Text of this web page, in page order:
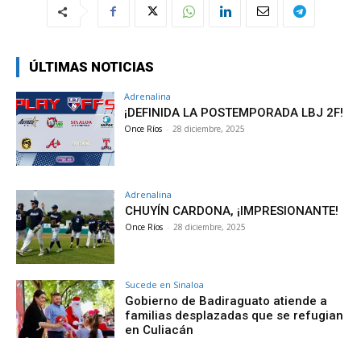
ÚLTIMAS NOTICIAS
Adrenalina
¡DEFINIDA LA POSTEMPORADA LBJ 2F!
Once Ríos - 28 diciembre, 2025
Adrenalina
CHUYÍN CARDONA, ¡IMPRESIONANTE!
Once Ríos - 28 diciembre, 2025
Sucede en Sinaloa
Gobierno de Badiraguato atiende a
familias desplazadas que se refugian
en Culiacán